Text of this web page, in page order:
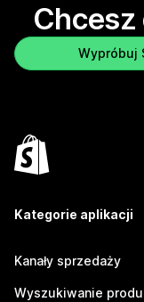
Chcesz
Wypróbuj
Kategorie aplikacji
Kanały sprzedaży
Wyszukiwanie